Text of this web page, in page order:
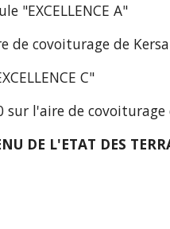
"EXCELLENCE A"
de covoiturage de
C"
sur l'aire de
DE L'ETAT DES